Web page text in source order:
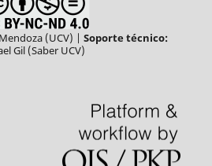
(UCV) | Soporte técnico:
Gil (Saber UCV)